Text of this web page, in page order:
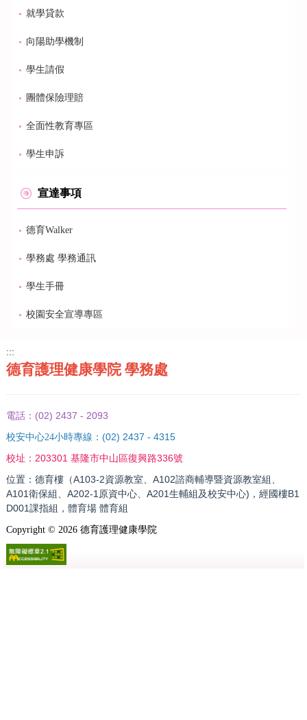
就學貸款
向陽助學機制
學生請假
團體保險理賠
全面性教育專區
學生申訴
宣達事項
德育Walker
學務處 學務通訊
學生手冊
校園安全宣導專區
:::
德育護理健康學院 學務處
電話： (02) 2437 - 2093
校安中心24小時專線： (02) 2437 - 4315
校址： 203301 基隆市中山區復興路336號
位置：德育樓（A103-2資源教室、A102諮商輔導暨資源教室組、
A101衛保組、A202-1原資中心、A201生輔組及校安中心)，經國樓B1
D001課指組，體育場 體育組
Copyright © 2026德育護理健康學院